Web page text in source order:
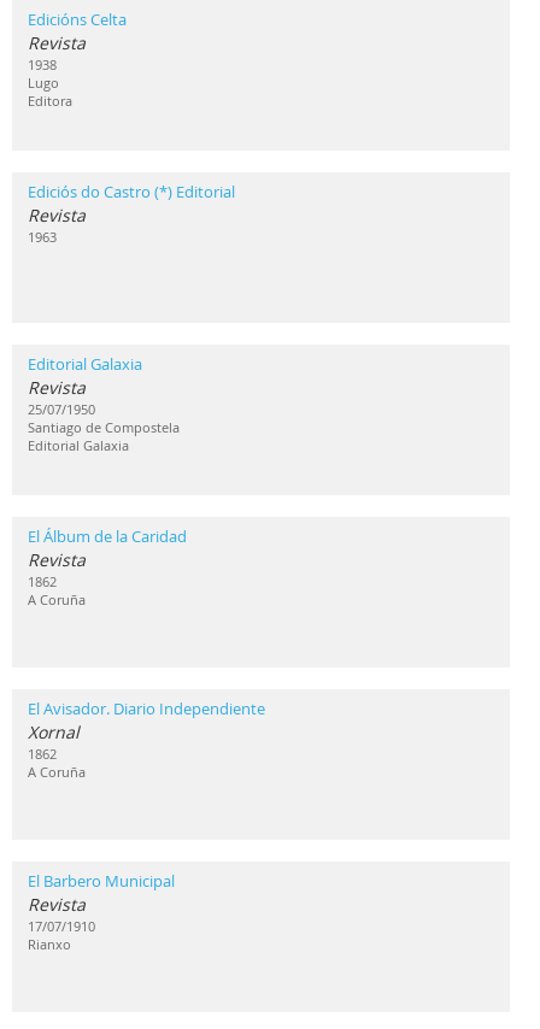
Edicións Celta
Revista
1938
Lugo
Editora
Ediciós do Castro (*) Editorial
Revista
1963
Editorial Galaxia
Revista
25/07/1950
Santiago de Compostela
Editorial Galaxia
El Álbum de la Caridad
Revista
1862
A Coruña
El Avisador. Diario Independiente
Xornal
1862
A Coruña
El Barbero Municipal
Revista
17/07/1910
Rianxo